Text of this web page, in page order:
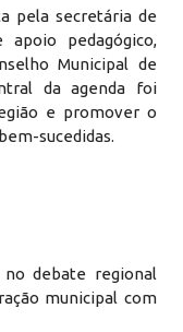
pela secretária de
apoio pedagógico,
Municipal de
da agenda foi
e promover o
sucedidas.
debate regional
municipal com